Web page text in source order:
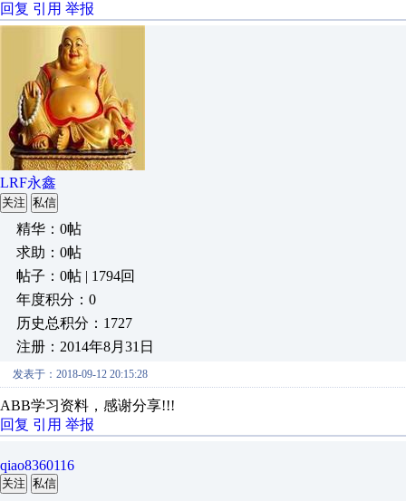
回复 引用 举报
LRF永鑫
关注 私信
精华：0帖
求助：0帖
帖子：0帖 | 1794回
年度积分：0
历史总积分：1727
注册：2014年8月31日
发表于：2018-09-12 20:15:28
ABB学习资料，感谢分享!!!
回复 引用 举报
qiao8360116
关注 私信